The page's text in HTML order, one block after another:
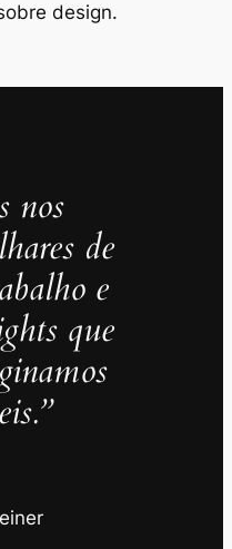
design.
nos
de
e
que